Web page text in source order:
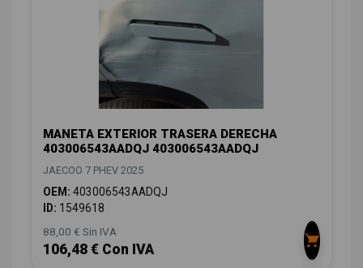
MANETA EXTERIOR TRASERA DERECHA
403006543AADQJ 403006543AADQJ
JAECOO 7 PHEV 2025
OEM: 403006543AADQJ
ID: 1549618
88,00 € Sin IVA
106,48 € Con IVA